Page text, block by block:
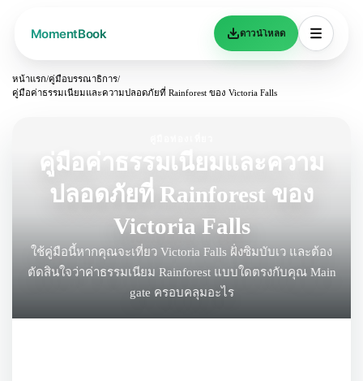
ดาวน์โหลด
หน้าแรก/คู่มือบรรณาธิการ/
คู่มือค่าธรรมเนียมและความปลอดภัยที่ Rainforest ของ Victoria Falls
คู่มือค่าธรรมเนียมและความ
ปลอดภัยที่ Rainforest ของ
Victoria Falls
ใช้คู่มือนี้หากคุณจะเที่ยว Victoria Falls ฝั่งซิมบับเว และต้อง
ตัดสินใจว่าค่าธรรมเนียม Rainforest แบบใดตรงกับคุณ Main
gate ครอบคลุมอะไร